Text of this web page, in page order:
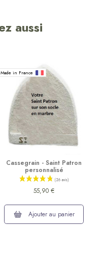
aussi
Made in France
Cassegrain - Saint Patron
personnalisé
55,90 €
Ajouter au panier